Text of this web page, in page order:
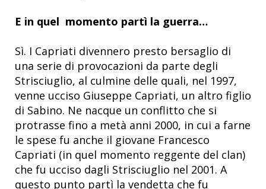
E in quel momento partì la guerra…
Sì. I Capriati divennero presto bersaglio di
una serie di provocazioni da parte degli
Strisciuglio, al culmine delle quali, nel 1997,
venne ucciso Giuseppe Capriati, un altro figlio
di Sabino. Ne nacque un conflitto che si
protrasse fino a metà anni 2000, in cui a farne
le spese fu anche il giovane Francesco
Capriati (in quel momento reggente del clan)
che fu ucciso dagli Strisciuglio nel 2001. A
questo punto partì la vendetta che fu